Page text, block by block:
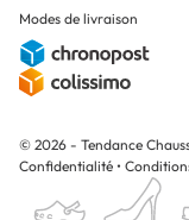
Modes de livraison
© 2026 - Tendance
Confidentialité •